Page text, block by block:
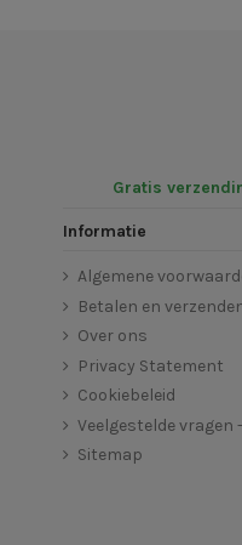
Gratis
Informatie
Algemene
Betalen en
Over ons
Privacy Statement
Cookiebeleid
Veelgestelde vragen -
Sitemap